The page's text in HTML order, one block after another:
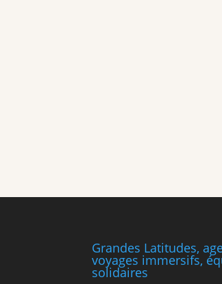
Grandes Latitudes,
voyages immersifs,
solidaires